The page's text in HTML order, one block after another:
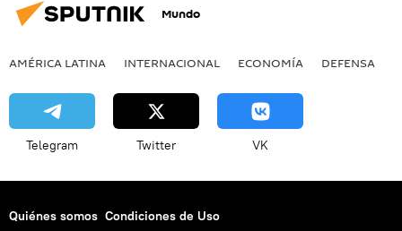
Mundo
AMÉRICA LATINA INTERNACIONAL ECONOMÍA DEFENSA
Telegram Twitter VK
Quiénes somos Condiciones de Uso